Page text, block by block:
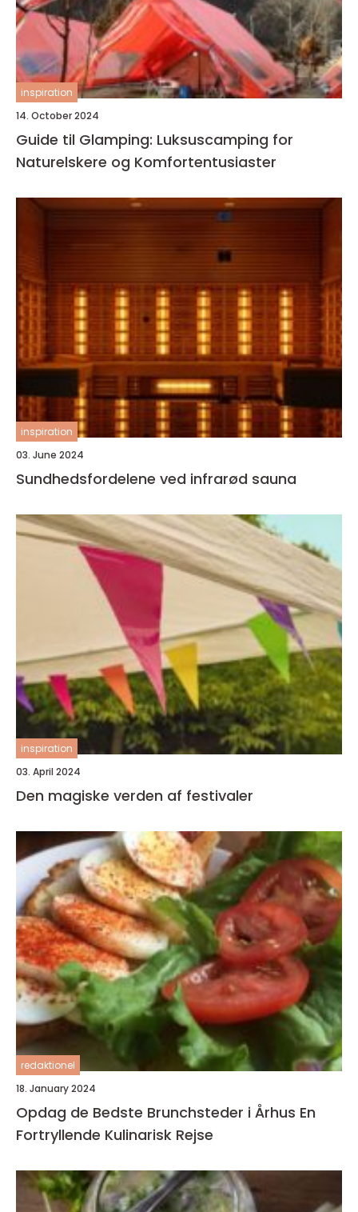
inspiration
14. October 2024
Guide til Glamping: Luksuscamping for
Naturelskere og Komfortentusiaster
inspiration
03. June 2024
Sundhedsfordelene ved infrarød sauna
inspiration
03. April 2024
Den magiske verden af festivaler
redaktionel
18. January 2024
Opdag de Bedste Brunchsteder i Århus En
Fortryllende Kulinarisk Rejse